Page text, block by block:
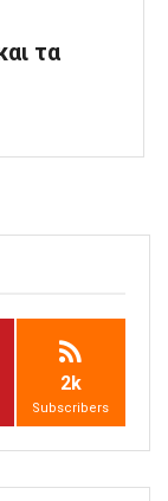
τα
2k
Subscribers